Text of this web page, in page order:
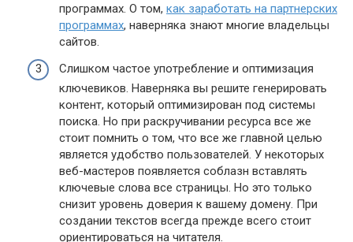
программах. О том, как заработать на партнерских
программах, наверняка знают многие владельцы
сайтов.
Слишком частое употребление и оптимизация
ключевиков. Наверняка вы решите генерировать
контент, который оптимизирован под системы
поиска. Но при раскручивании ресурса все же
стоит помнить о том, что все же главной целью
является удобство пользователей. У некоторых
веб-мастеров появляется соблазн вставлять
ключевые слова все страницы. Но это только
снизит уровень доверия к вашему домену. При
создании текстов всегда прежде всего стоит
ориентироваться на читателя.